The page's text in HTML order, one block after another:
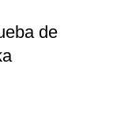
de